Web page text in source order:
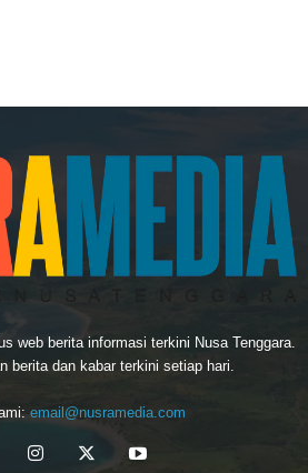
web berita informasi terkini Nusa Tenggara.
berita dan kabar terkini setiap hari.
email@nusramedia.com